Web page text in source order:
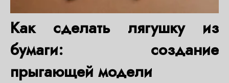
Как сделать лягушку из
бумаги: создание
прыгающей модели